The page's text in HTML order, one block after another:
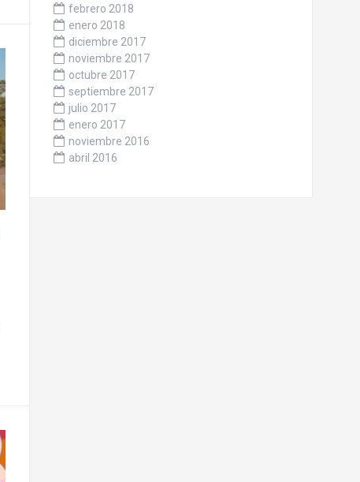
febrero 2018
enero 2018
diciembre 2017
noviembre 2017
octubre 2017
septiembre 2017
julio 2017
enero 2017
noviembre 2016
abril 2016